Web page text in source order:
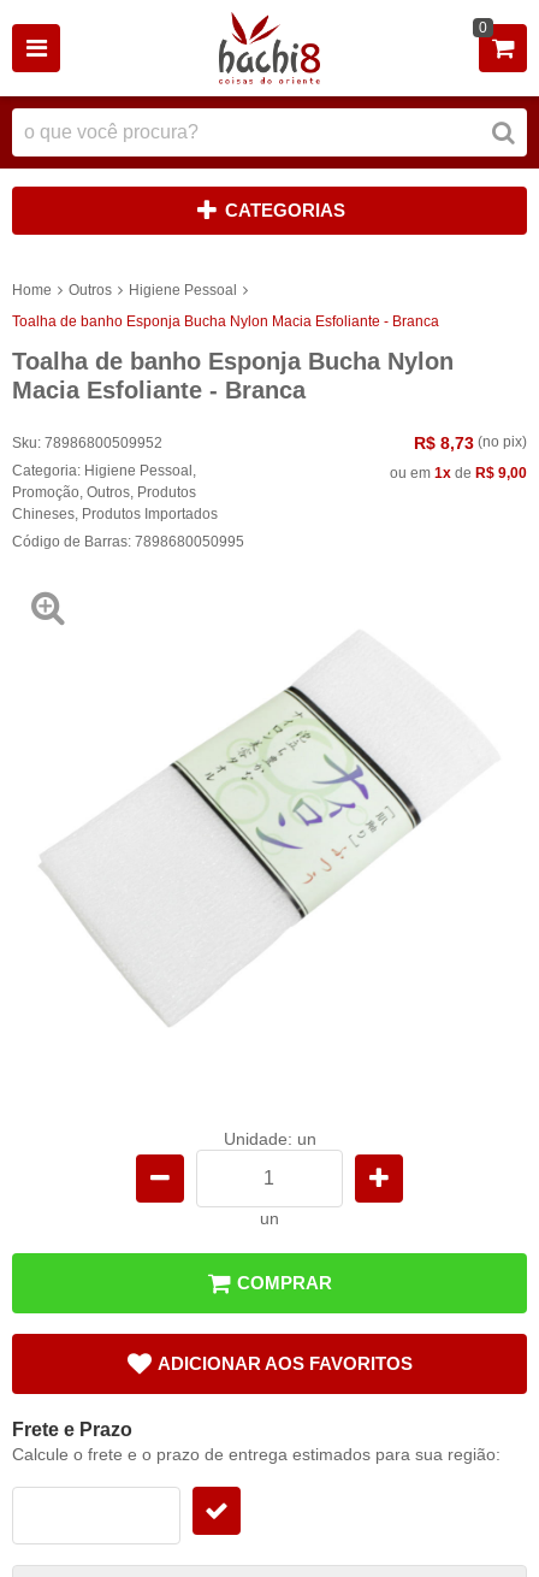
0
CATEGORIAS
Home Outros
Higiene Pessoal
Toalha de banho Esponja Bucha Nylon Macia Esfoliante - Branca
Toalha de banho Esponja Bucha Nylon
Macia Esfoliante - Branca
Sku: 78986800509952
Categoria: Higiene Pessoal
Promoção Outros Produtos
Chineses Produtos Importados
Código de Barras: 7898680050995
R$ 8,73 (no pix)
ou em 1x de R$ 9,00
Unidade: un
un
COMPRAR
ADICIONAR AOS FAVORITOS
Frete e Prazo
Calcule o frete e o prazo de entrega estimados para sua região: